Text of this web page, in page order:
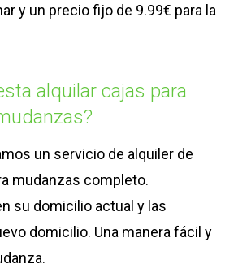
y un precio fijo de 9.99€ para la
alquilar cajas para
un servicio de alquiler de
mudanzas completo.
su domicilio actual y las
domicilio. Una manera fácil y